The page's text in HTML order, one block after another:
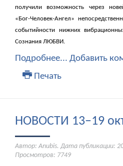
получили возможность через
«Бог-Человек-Ангел»
событийности нижних
Сознания ЛЮБВИ.
Подробнее... Добавить
Печать
НОВОСТИ 13–19
Автор: Anubis. Дата публикации:
Просмотров: 7749